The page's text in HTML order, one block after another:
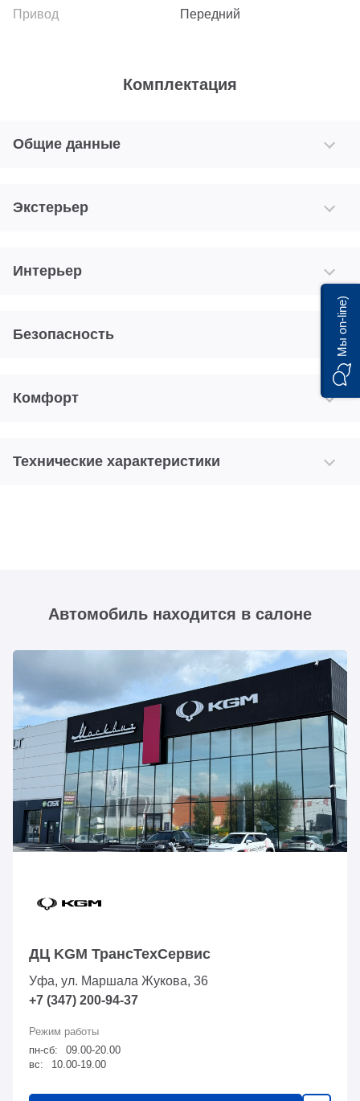
Передний
Комплектация
Общие данные
Экстерьер
Интерьер
Безопасность
Комфорт
Технические характеристики
Автомобиль находится в салоне
ДЦ KGM ТрансТехСервис
Уфа, ул. Маршала Жукова, 36
+7 (347) 200-94-37
пн-сб:
09.00-20.00
вс:
10.00-19.00
Мы on-line)